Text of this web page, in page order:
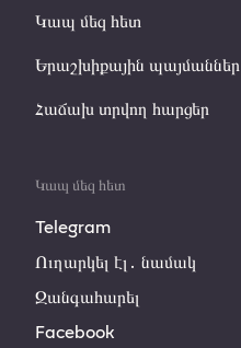
Կապ մեզ հետ
Երաշխիքային պայմաններ
Հաճախ տրվող հարցեր
Կապ մեզ հետ
Telegram
Ուղարկել էլ․ նամակ
Զանգահարել
Facebook